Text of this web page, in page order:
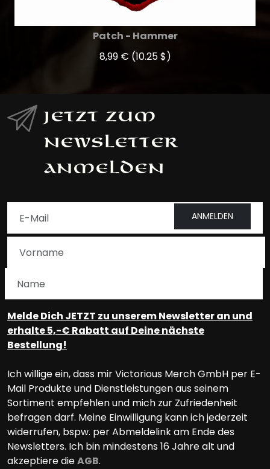
Patch - Hammer
8,99 € (10.25 $)
Jetzt zum
Newsletter
anmelden
ANMELDEN
Melde Dich JETZT zu unserem Newsletter an und
erhalte 5,-€ Rabatt auf Deine nächste
Bestellung!
Ich willige ein, dass mir Victorious Merch GmbH per E-
Mail Produkte und Dienstleistungen aus seinem
Sortiment empfehlen und mich zur Zufriedenheit
befragen darf. Meine Einwilligung kann ich jederzeit
widerrufen, bspw. per Abmeldelink am Ende des
Newsletters. Ich bin mindestens 16 Jahre alt und
akzeptiere dieAGB.